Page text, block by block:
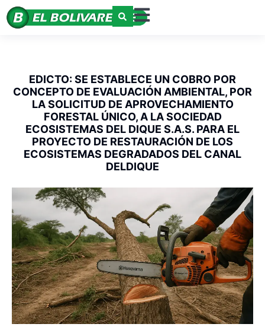
EDICTO: SE ESTABLECE UN COBRO POR
CONCEPTO DE EVALUACIÓN AMBIENTAL, POR
LA SOLICITUD DE APROVECHAMIENTO
FORESTAL ÚNICO, A LA SOCIEDAD
ECOSISTEMAS DEL DIQUE S.A.S. PARA EL
PROYECTO DE RESTAURACIÓN DE LOS
ECOSISTEMAS DEGRADADOS DEL CANAL
DELDIQUE